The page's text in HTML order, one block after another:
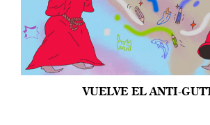
VUELVE EL ANTI-